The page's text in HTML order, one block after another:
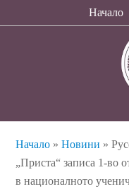
Начало
Начало »Новини »
„Приста“ записа 1-во
в националното